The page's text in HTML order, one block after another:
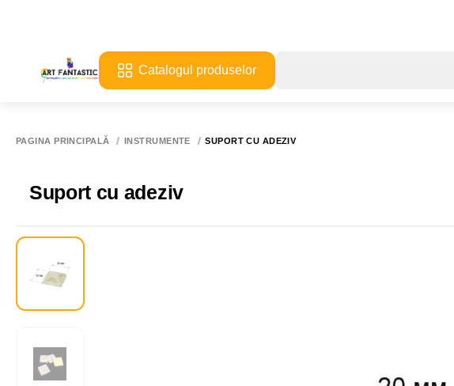
Catalogul produselor
PAGINA PRINCIPALĂ INSTRUMENTE SUPORT CU ADEZIV
Suport cu adeziv